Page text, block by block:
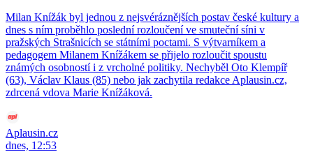
Milan Knížák byl jednou z nejsvéráznějších postav české kultury a
dnes s ním proběhlo poslední rozloučení ve smuteční síni v
pražských Strašnicích se státními poctami. S výtvarníkem a
pedagogem Milanem Knížákem se přijelo rozloučit spoustu
známých osobností i z vrcholné politiky. Nechyběl Oto Klempíř
(63), Václav Klaus (85) nebo jak zachytila redakce Aplausin.cz,
zdrcená vdova Marie Knížáková.
Aplausin.cz
dnes, 12:53